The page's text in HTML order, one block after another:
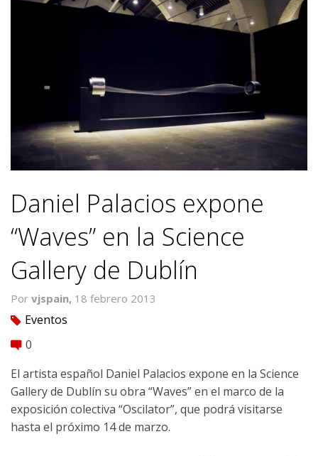
Daniel Palacios expone
“Waves” en la Science
Gallery de Dublín
Por vjspain, 18 febrero 2013
tag Eventos
comment 0
El artista español Daniel Palacios expone en la Science
Gallery de Dublín su obra “Waves” en el marco de la
exposición colectiva “Oscilator”, que podrá visitarse
hasta el próximo 14 de marzo.